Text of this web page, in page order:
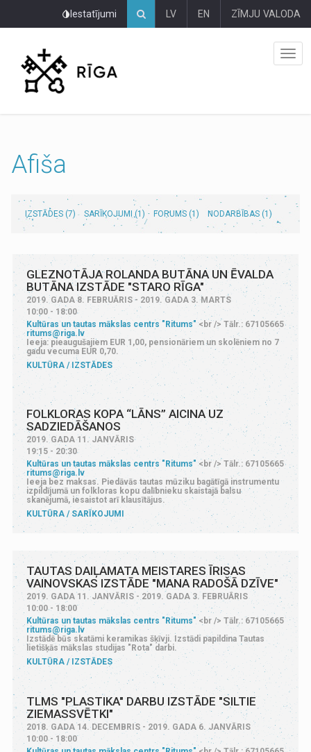
Iestatījumi LV EN ZĪMJU VALODA
Afiša
IZSTĀDES (7) SARĪKOJUMI (1) FORUMS (1) NODARBĪBAS (1)
GLEZNOTĀJA ROLANDA BUTĀNA UN ĒVALDA
BUTĀNA IZSTĀDE "STARO RĪGA"
2019. GADA 8. FEBRUĀRIS - 2019. GADA 3. MARTS
10:00 - 18:00
Kultūras un tautas mākslas centrs "Ritums" <br /> Tālr.: 67105665
ritums@riga.lv
Ieeja: pieaugušajiem EUR 1,00, pensionāriem un skolēniem no 7
gadu vecuma EUR 0,70.
KULTŪRA
IZSTĀDES
FOLKLORAS KOPA “LĀNS” AICINA UZ
SADZIEDĀŠANOS
2019. GADA 11. JANVĀRIS
19:15 - 20:30
Kultūras un tautas mākslas centrs "Ritums" <br /> Tālr.: 67105665
ritums@riga.lv
Ieeja bez maksas. Piedāvās tautas mūziku bagātīgā instrumentu
izpildījumā un folkloras kopu dalībnieku skaistajā balsu
skanējumā, iesaistot arī klausītājus.
KULTŪRA
SARĪKOJUMI
TAUTAS DAIĻAMATA MEISTARES ĪRISAS
VAINOVSKAS IZSTĀDE "MANA RADOŠĀ DZĪVE"
2019. GADA 11. JANVĀRIS - 2019. GADA 3. FEBRUĀRIS
10:00 - 18:00
Kultūras un tautas mākslas centrs "Ritums" <br /> Tālr.: 67105665
ritums@riga.lv
Izstādē būs skatāmi keramikas šķīvji. Izstādi papildina Tautas
lietišķās mākslas studijas "Rota" darbi.
KULTŪRA
IZSTĀDES
TLMS "PLASTIKA" DARBU IZSTĀDE "SILTIE
ZIEMASSVĒTKI"
2018. GADA 14. DECEMBRIS - 2019. GADA 6. JANVĀRIS
10:00 - 18:00